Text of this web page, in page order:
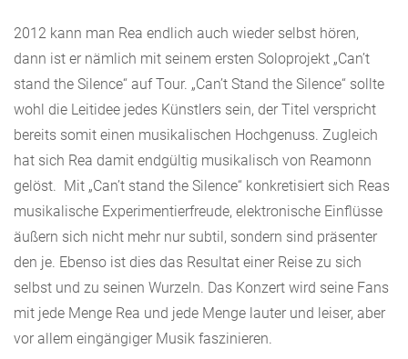
2012 kann man Rea endlich auch wieder selbst hören,
dann ist er nämlich mit seinem ersten Soloprojekt „Can’t
stand the Silence“ auf Tour. „Can’t Stand the Silence“ sollte
wohl die Leitidee jedes Künstlers sein, der Titel verspricht
bereits somit einen musikalischen Hochgenuss. Zugleich
hat sich Rea damit endgültig musikalisch von Reamonn
gelöst. Mit „Can’t stand the Silence“ konkretisiert sich Reas
musikalische Experimentierfreude, elektronische Einflüsse
äußern sich nicht mehr nur subtil, sondern sind präsenter
den je. Ebenso ist dies das Resultat einer Reise zu sich
selbst und zu seinen Wurzeln. Das Konzert wird seine Fans
mit jede Menge Rea und jede Menge lauter und leiser, aber
vor allem eingängiger Musik faszinieren.